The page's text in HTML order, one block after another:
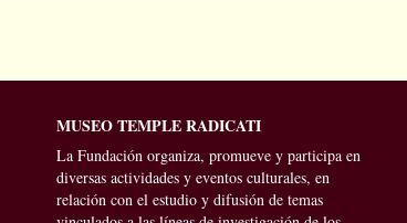
MUSEO TEMPLE RADICATI
La Fundación organiza, promueve y participa en
diversas actividades y eventos culturales, en
relación con el estudio y difusión de temas